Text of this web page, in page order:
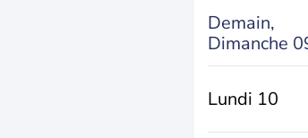
Demain,
Dimanche
Lundi 10